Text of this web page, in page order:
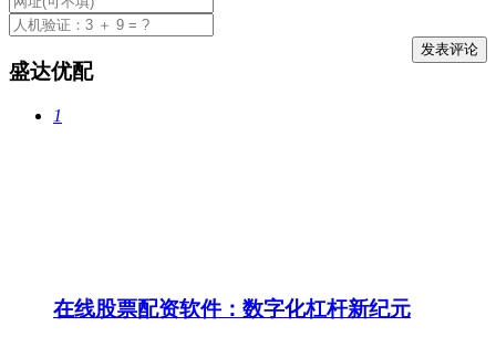
盛达优配
1
在线股票配资软件：数字化杠杆新纪元